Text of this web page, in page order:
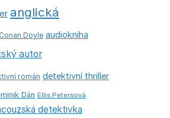
anglická
Doyle audiokniha
autor
román detektivní thriller
Dán Ellis Petersová
detektivka